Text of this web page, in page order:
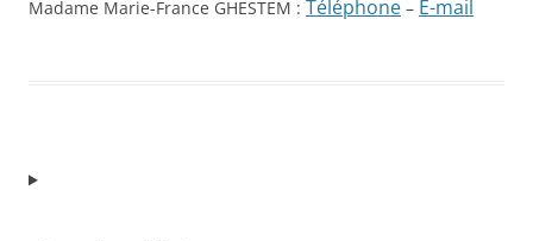
Madame Marie-France GHESTEM : Téléphone – E-mail